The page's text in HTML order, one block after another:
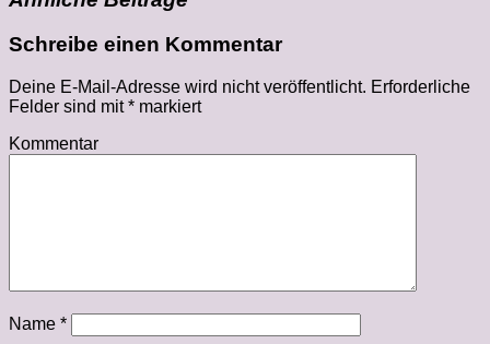
Schreibe einen Kommentar
Deine E-Mail-Adresse wird nicht veröffentlicht. Erforderliche
Felder sind mit* markiert
Kommentar
Name *